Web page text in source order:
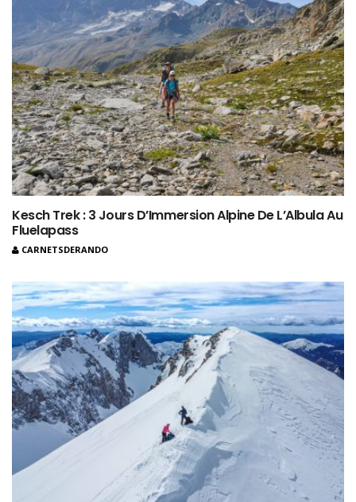
Kesch Trek : 3 Jours D’Immersion Alpine De L’Albula Au
Fluelapass
CARNETSDERANDO